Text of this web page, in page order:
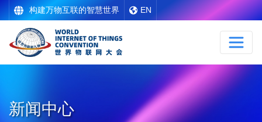
构建万物互联的智慧世界 EN
新闻中心